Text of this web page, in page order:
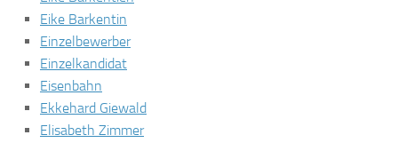
Eike Barkentin
Einzelbewerber
Einzelkandidat
Eisenbahn
Ekkehard Giewald
Elisabeth Zimmer